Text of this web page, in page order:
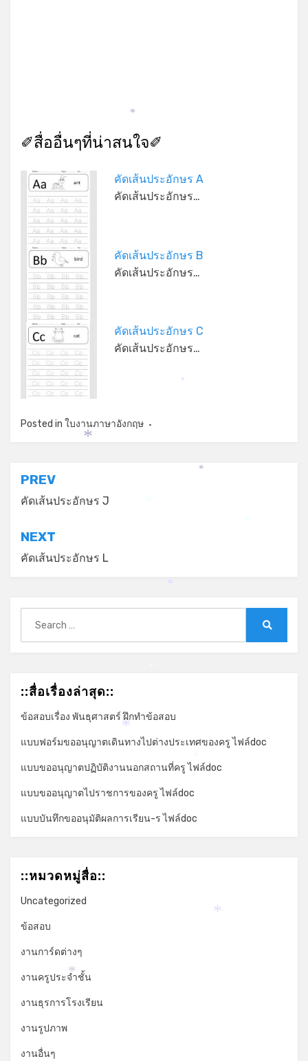
✐สื่ออื่นๆที่น่าสนใจ✐
คัดเส้นประอักษร A
คัดเส้นประอักษร…
คัดเส้นประอักษร B
คัดเส้นประอักษร…
คัดเส้นประอักษร C
คัดเส้นประอักษร…
Posted in ใบงานภาษาอังกฤษ
แนะแนว
เรื่อง
PREV
คัดเส้นประอักษร J
NEXT
คัดเส้นประอักษร L
for:
::สื่อเรื่องล่าสุด::
ข้อสอบเรื่อง พันธุศาสตร์ ฝึกทำข้อสอบ
แบบฟอร์มขออนุญาตเดินทางไปต่างประเทศของครู ไฟล์doc
แบบขออนุญาตปฏิบัติงานนอกสถานที่ครู ไฟล์doc
แบบขออนุญาตไปราชการของครู ไฟล์doc
แบบบันทึกขออนุมัติผลการเรียน-ร ไฟล์doc
::หมวดหมู่สื่อ::
Uncategorized
ข้อสอบ
งานการ์ดต่างๆ
งานครูประจำชั้น
งานธุรการโรงเรียน
งานรูปภาพ
งานอื่นๆ
*
*
*